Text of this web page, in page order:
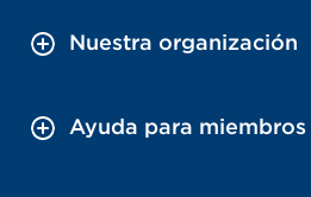
Nuestra organización
Ayuda para miembros